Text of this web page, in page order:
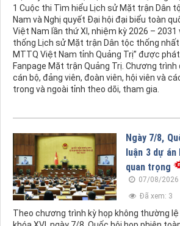
1 Cuộc thi Tìm hiểu Lịch sử Mặt trận Dân
Nam và Nghị quyết Đại hội đại biểu toàn
Việt Nam lần thứ XI, nhiệm kỳ 2026 – 2031
thống Lịch sử Mặt trận Dân tộc thống
MTTQ Việt Nam tỉnh Quảng Trị” được
Fanpage Mặt trận Quảng Trị. Chương
cán bộ, đảng viên, đoàn viên, hội viên và
trong và ngoài tỉnh theo dõi, tham gia.
Ngày 7/8,
luận 3 dự
quan trọng
07/08/2026
Đã xem: 3
Theo chương trình kỳ họp không thường
khóa XVI, ngày 7/8, Quốc hội họp phiên